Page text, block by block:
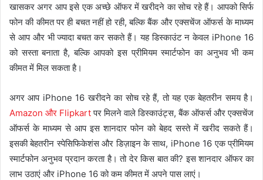
खासकर अगर आप इसे एक अच्छे ऑफर में खरीदने का सोच रहे हैं। आपको सिर्फ
फोन की कीमत पर ही बचत नहीं हो रही, बल्कि बैंक और एक्सचेंज ऑफर्स के माध्यम
से आप और भी ज्यादा बचत कर सकते हैं। यह डिस्काउंट न केवल iPhone 16
को सस्ता बनाता है, बल्कि आपको इस प्रीमियम स्मार्टफोन का अनुभव भी कम
कीमत में मिल सकता है।
अगर आप iPhone 16 खरीदने का सोच रहे हैं, तो यह एक बेहतरीन समय है।
Amazon और Flipkartपर मिलने वाले डिस्काउंट्स, बैंक ऑफर्स और एक्सचेंज
ऑफर्स के माध्यम से आप इस शानदार फोन को बेहद सस्ते में खरीद सकते हैं।
इसकी बेहतरीन स्पेसिफिकेशंस और डिज़ाइन के साथ, iPhone 16 एक प्रीमियम
स्मार्टफोन अनुभव प्रदान करता है। तो देर किस बात की? इस शानदार ऑफर का
लाभ उठाएं और iPhone 16 को कम कीमत में अपने पास लाएं।